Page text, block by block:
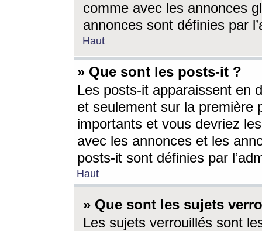
comme avec les annonces
annonces sont définies par
Haut
» Que sont les posts-it ?
Les posts-it apparaissent en
et seulement sur la première
importants et vous devriez
avec les annonces et les
posts-it sont définies par
Haut
» Que sont les sujets
Les sujets verrouillés sont